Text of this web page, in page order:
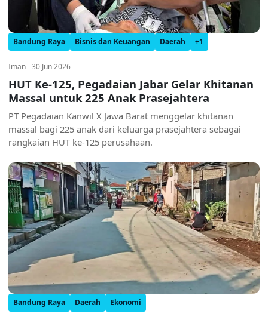
Bandung Raya Bisnis dan Keuangan Daerah +1
Iman - 30 Jun 2026
HUT Ke-125, Pegadaian Jabar Gelar Khitanan
Massal untuk 225 Anak Prasejahtera
PT Pegadaian Kanwil X Jawa Barat menggelar khitanan
massal bagi 225 anak dari keluarga prasejahtera sebagai
rangkaian HUT ke-125 perusahaan.
Bandung Raya Daerah Ekonomi